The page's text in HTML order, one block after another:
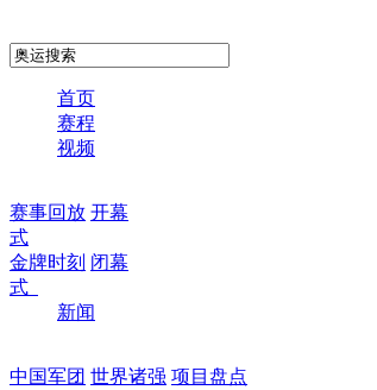
首页
赛程
视频
赛事回放 开幕
式
金牌时刻 闭幕
式
新闻
中国军团 世界诸强 项目盘点